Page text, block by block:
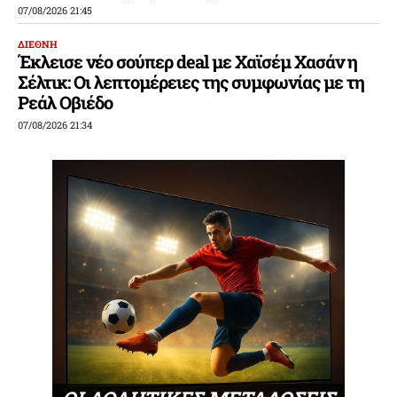
07/08/2026 21:45
ΔΙΕΘΝΗ
Έκλεισε νέο σούπερ deal με Χαϊσέμ Χασάν η
Σέλτικ: Οι λεπτομέρειες της συμφωνίας με τη
Ρεάλ Οβιέδο
07/08/2026 21:34